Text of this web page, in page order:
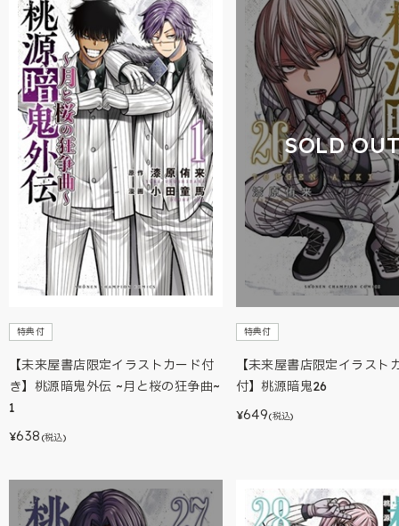
特典付
【未来屋書店限定イラストカード付
き】桃源暗鬼外伝 ~月と桜の狂争曲~
1
¥638 (税込)
SOLD
特典付
【未来屋書店限定イラスト
付】桃源暗鬼26
¥649(税込)